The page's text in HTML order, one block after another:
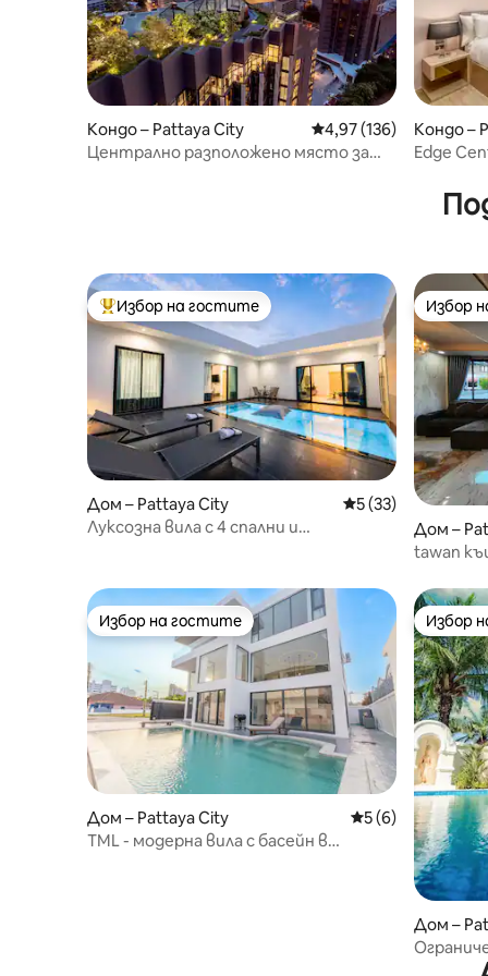
Кондо – Pattaya City Средна оценка: 4,97
4,97 (136)
Централно разположено място за
Кондо –
Edge
Най-популярен избор на гостите
Избор на гостите
Дом – Pattaya City Средна оценка: 5
5 (33)
Луксозна вила с 4 спални и
Избор
Избор
Дом –
tawan
Избор на гостите
Избор на гостите
Дом – Pattaya City Средна оценка:
5 (6)
TML - модерна вила с басейн в
Избор
Избор
Дом –
цената